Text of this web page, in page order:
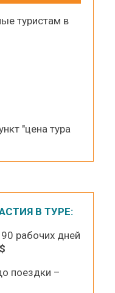
туристам в
"цена тура
В ТУРЕ:
рабочих дней
поездки –